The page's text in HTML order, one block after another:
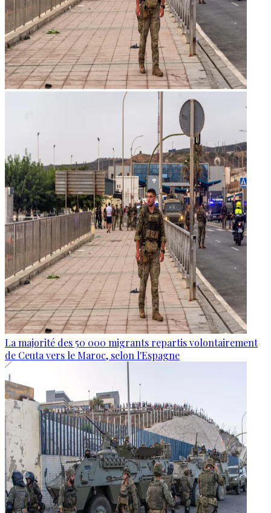
La majorité des 50 000 migrants repartis volontairement
de Ceuta vers le Maroc, selon l'Espagne